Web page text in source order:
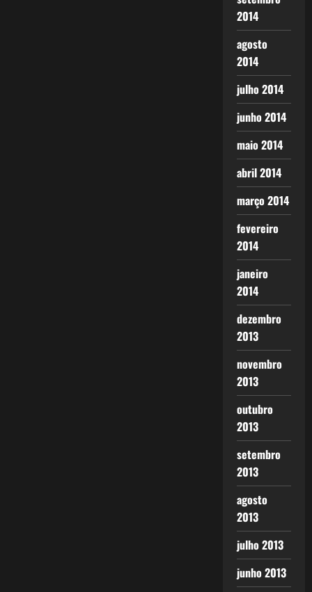
2014
agosto
2014
julho 2014
junho 2014
maio 2014
abril 2014
março 2014
fevereiro
2014
janeiro
2014
dezembro
2013
novembro
2013
outubro
2013
setembro
2013
agosto
2013
julho 2013
junho 2013